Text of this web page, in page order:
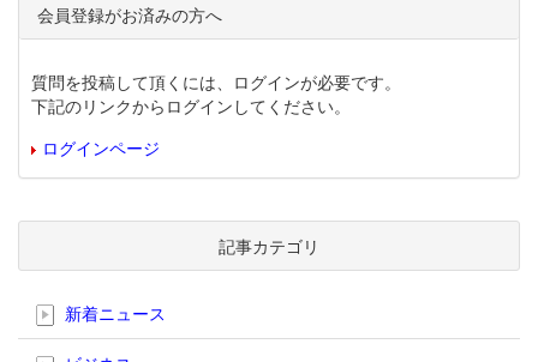
会員登録がお済みの方へ
質問を投稿して頂くには、ログインが必要です。
下記のリンクからログインしてください。
ログインページ
記事カテゴリ
新着ニュース